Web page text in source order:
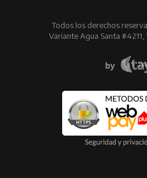
Todos los derechos
Variante Agua Santa #4211,